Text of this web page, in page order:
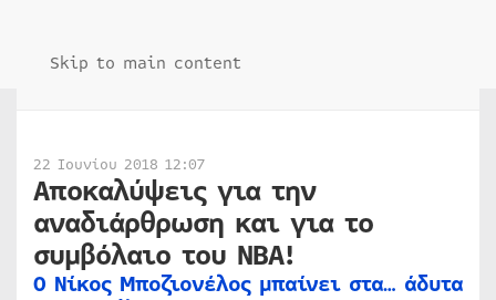
Skip to main content
22 Ιουνίου 2018 12:07
Αποκαλύψεις για την
αναδιάρθρωση και για το
συμβόλαιο του ΝΒΑ!
Ο Νίκος Μποζιονέλος μπαίνει στα… άδυτα